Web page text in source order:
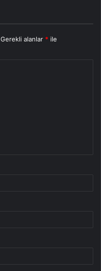
Gerekli alanlar * ile